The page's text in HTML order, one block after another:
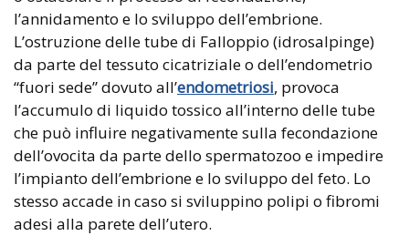
l’annidamento e lo sviluppo dell’embrione.
L’ostruzione delle tube di Falloppio (idrosalpinge)
da parte del tessuto cicatriziale o dell’endometrio
“fuori sede” dovuto all’endometriosi, provoca
l’accumulo di liquido tossico all’interno delle tube
che può influire negativamente sulla fecondazione
dell’ovocita da parte dello spermatozoo e impedire
l’impianto dell’embrione e lo sviluppo del feto. Lo
stesso accade in caso si sviluppino polipi o fibromi
adesi alla parete dell’utero.